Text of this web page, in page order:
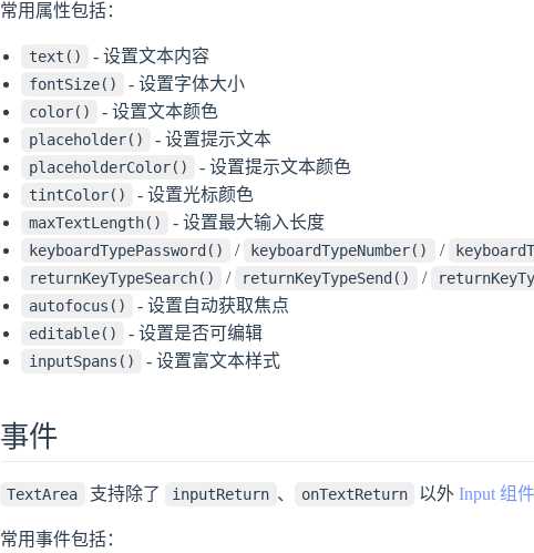
常用属性包括：
text() - 设置文本内容
fontSize() - 设置字体大小
color() - 设置文本颜色
placeholder() - 设置提示文本
placeholderColor() - 设置提示文本颜色
tintColor() - 设置光标颜色
maxTextLength() - 设置最大输入长度
keyboardTypePassword() / keyboardTypeNumber() /
returnKeyTypeSearch() / returnKeyTypeSend() /
autofocus() - 设置自动获取焦点
editable() - 设置是否可编辑
inputSpans() - 设置富文本样式
事件
TextArea 支持除了 inputReturn 、 onTextReturn 以外Input 组
常用事件包括：